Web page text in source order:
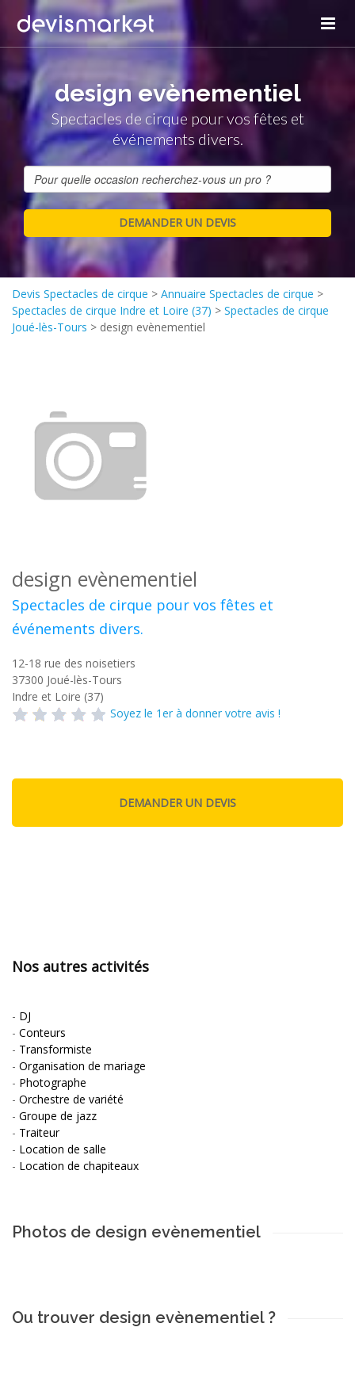
design evènementiel
Spectacles de cirque pour vos fêtes et
événements divers.
Devis Spectacles de cirque > Annuaire Spectacles de cirque >
Spectacles de cirque Indre et Loire (37) > Spectacles de cirque
Joué-lès-Tours > design evènementiel
design evènementiel
Spectacles de cirque pour vos fêtes et
événements divers.
12-18 rue des noisetiers
37300 Joué-lès-Tours
Indre et Loire (37)
Soyez le 1er à donner votre avis !
Nos autres activités
- DJ
- Conteurs
- Transformiste
- Organisation de mariage
- Photographe
- Orchestre de variété
- Groupe de jazz
- Traiteur
- Location de salle
- Location de chapiteaux
Photos de design evènementiel
Ou trouver design evènementiel ?